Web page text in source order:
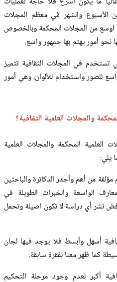
الأسبوع والشهر في معظم المجلات
اوسع من المجلات المحكمة وبالخصوص
نحو أمور يهتم بها جمهور واسع.
تستخدم في المجلات الثقافية تتميز
للصور واستخدام للألوان، وهي أمور
والمجلات العلمية الثقافية؟
العلمية المحكمة والمجلات العلمية
يلي:
من أهم وأجدر الدكاترة والباحثين
الواسعة والخبرات الطويلة في
نشر أي دراسة لا تكون اصيلة وتحمل
أسهل وأبسط فلا يوجد فيها لجان
كما ظهر معنا بفقرة سابقة.
أكبر لعدم وجود مرحلة التحكيم